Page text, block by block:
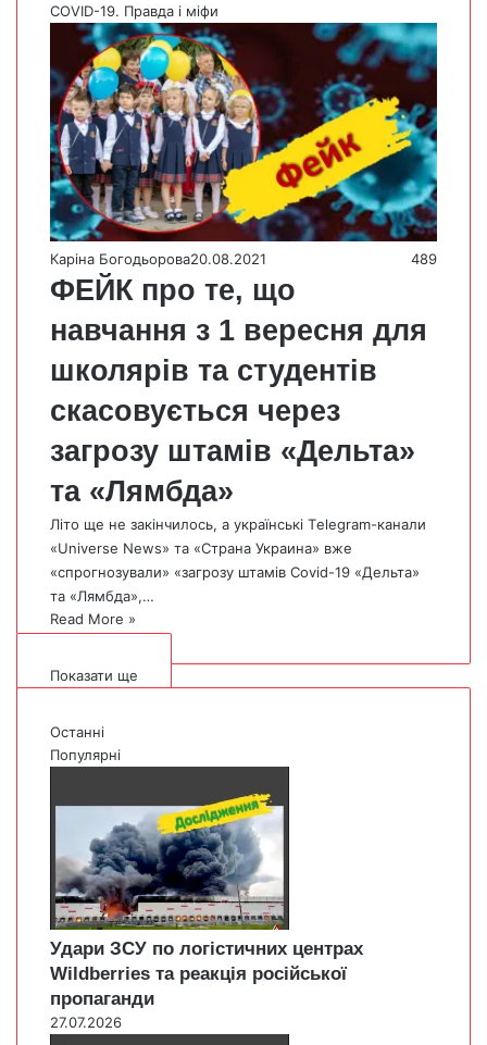
COVID-19. Правда і міфи
Каріна Богодьорова20.08.2021 489
ФЕЙК про те, що
навчання з 1 вересня для
школярів та студентів
скасовується через
загрозу штамів «Дельта»
та «Лямбда»
Літо ще не закінчилось, а українські Тelegram-канали
«Universe News» та «Страна Украина» вже
«спрогнозували» «загрозу штамів Covid-19 «Дельта»
та «Лямбда»,…
Read More »
Показати ще
Останні
Популярні
Удари ЗСУ по логістичних центрах
Wildberries та реакція російської
пропаганди
27.07.2026